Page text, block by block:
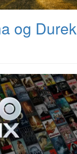
og Durek